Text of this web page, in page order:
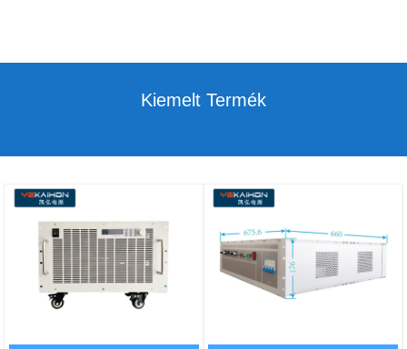
Kiemelt Termék